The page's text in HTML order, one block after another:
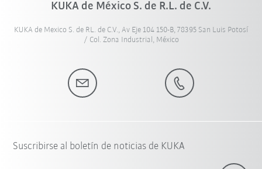
KUKA de México S. de R.L. de C.V.
KUKA de Mexico S. de RL. de C.V., Av Eje 104 150-B, 78395 San Luis Potosí
/ Col. Zona Industrial, México
Suscribirse al boletín de noticias de KUKA